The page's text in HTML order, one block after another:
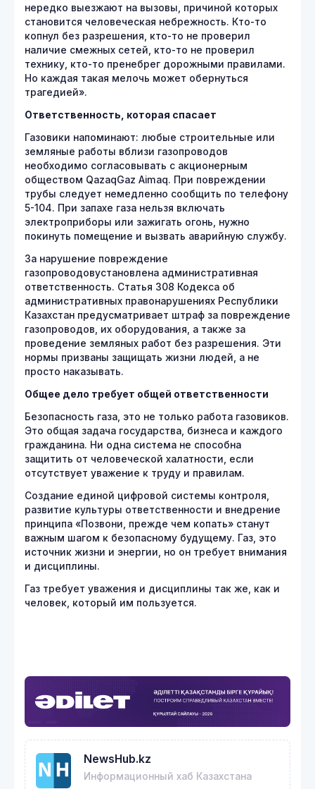
нередко выезжают на вызовы, причиной которых
становится человеческая небрежность. Кто-то
копнул без разрешения, кто-то не проверил
наличие смежных сетей, кто-то не проверил
технику, кто-то пренебрег дорожными правилами.
Но каждая такая мелочь может обернуться
трагедией».
Ответственность, которая спасает
Газовики напоминают: любые строительные или
земляные работы вблизи газопроводов
необходимо согласовывать с акционерным
обществом QazaqGaz Aimaq. При повреждении
трубы следует немедленно сообщить по телефону
5-104. При запахе газа нельзя включать
электроприборы или зажигать огонь, нужно
покинуть помещение и вызвать аварийную службу.
За нарушение повреждение
газопроводовустановлена административная
ответственность. Статья 308 Кодекса об
административных правонарушениях Республики
Казахстан предусматривает штраф за повреждение
газопроводов, их оборудования, а также за
проведение земляных работ без разрешения. Эти
нормы призваны защищать жизни людей, а не
просто наказывать.
Общее дело требует общей ответственности
Безопасность газа, это не только работа газовиков.
Это общая задача государства, бизнеса и каждого
гражданина. Ни одна система не способна
защитить от человеческой халатности, если
отсутствует уважение к труду и правилам.
Создание единой цифровой системы контроля,
развитие культуры ответственности и внедрение
принципа «Позвони, прежде чем копать» станут
важным шагом к безопасному будущему. Газ, это
источник жизни и энергии, но он требует внимания
и дисциплины.
Газ требует уважения и дисциплины так же, как и
человек, который им пользуется.
NewsHub.kz
Информационный хаб Казахстана